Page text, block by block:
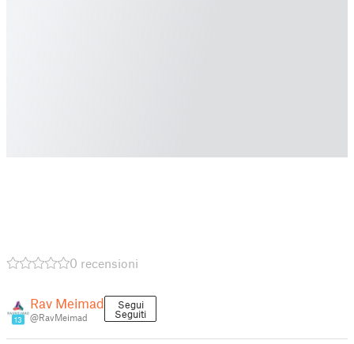
0 recensioni
13
Rav Meimad
@RavMeimad
Segui
Seguiti